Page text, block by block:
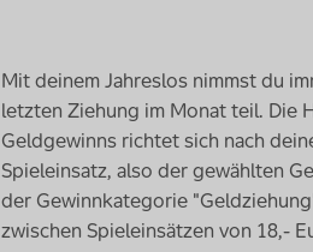
Mit deinem Jahreslos nimmst du
letzten Ziehung im Monat teil. Die
Geldgewinns richtet sich nach
Spieleinsatz, also der gewählten
der Gewinnkategorie
zwischen Spieleinsätzen von 18,-